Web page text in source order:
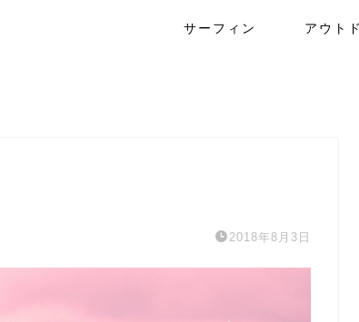
サーフィン アウト
2018年8月3日